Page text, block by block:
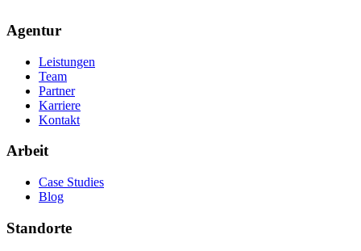
Agentur
Leistungen
Team
Partner
Karriere
Kontakt
Arbeit
Case Studies
Blog
Standorte